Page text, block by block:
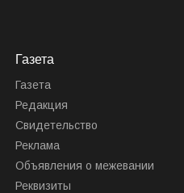
Газета
Газета
Редакция
Свидетельство
Реклама
Объявления о межевании
Реквизиты